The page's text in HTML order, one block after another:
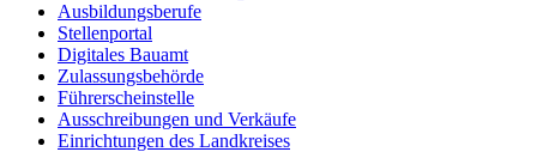
Ausbildungsberufe
Stellenportal
Digitales Bauamt
Zulassungsbehörde
Führerscheinstelle
Ausschreibungen und Verkäufe
Einrichtungen des Landkreises